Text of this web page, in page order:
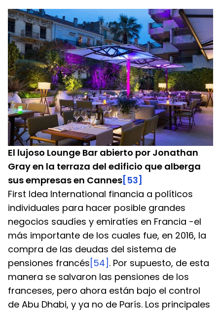
El lujoso Lounge Bar abierto por Jonathan
Gray en la terraza del edificio que alberga
sus empresas en Cannes[53]
First Idea International financia a políticos
individuales para hacer posible grandes
negocios saudíes y emiratíes en Francia -el
más importante de los cuales fue, en 2016, la
compra de las deudas del sistema de
pensiones francés [54] . Por supuesto, de esta
manera se salvaron las pensiones de los
franceses, pero ahora están bajo el control
de Abu Dhabi, y ya no de París. Los principales